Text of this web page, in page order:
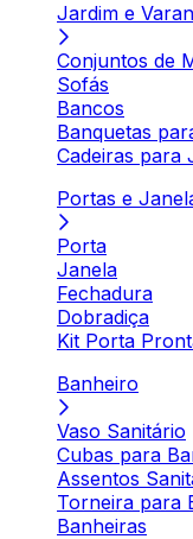
Jardim e
Conjuntos de
Sofás
Bancos
Banquetas
Cadeiras para
Portas e
Porta
Janela
Fechadura
Dobradiça
Kit Porta
Banheiro
Vaso Sanitário
Cubas para
Assentos
Torneira para
Banheiras